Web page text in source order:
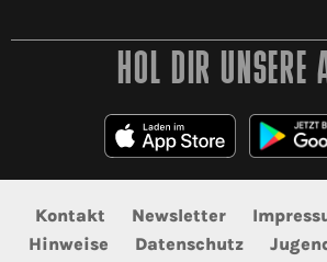
HOL DIR UNSERE
Kontakt Newsletter
Hinweise
Datenschutz